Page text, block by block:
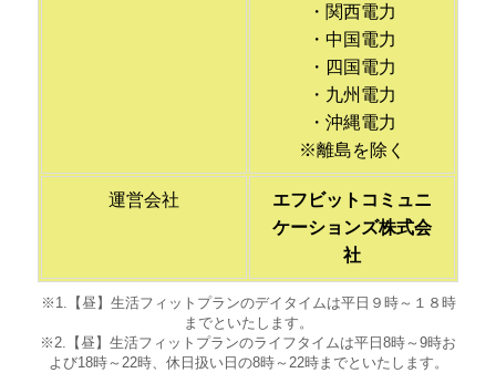
・関西電力
・中国電力
・四国電力
・九州電力
・沖縄電力
※離島を除く
運営会社
エフビットコミュニ
ケーションズ株式会
社
※1.【昼】生活フィットプランのデイタイムは平日９時～１８時
までといたします。
※2.【昼】生活フィットプランのライフタイムは平日8時～9時お
よび18時～22時、休日扱い日の8時～22時までといたします。